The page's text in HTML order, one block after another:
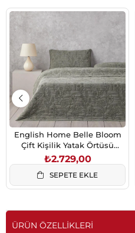
English Home Belle Bloom
Çift Kişilik Yatak Örtüsü
Takımı 200x220 cm Yeşil
₺2.729,00
SEPETE EKLE
ÜRÜN ÖZELLIKLERI